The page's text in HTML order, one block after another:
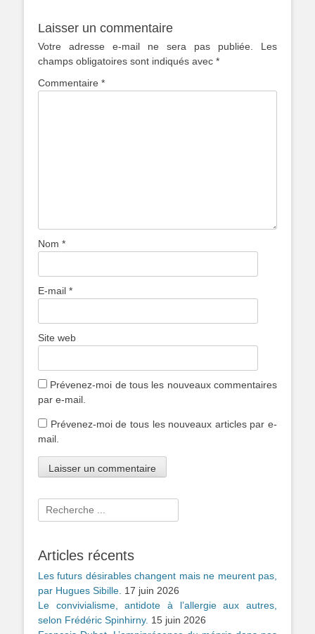
Laisser un commentaire
Votre adresse e-mail ne sera pas publiée.
Les
champs obligatoires sont indiqués avec *
Commentaire *
Nom *
E-mail *
Site web
Prévenez-moi de tous les nouveaux commentaires
par e-mail.
Prévenez-moi de tous les nouveaux articles par e-
mail.
Rechercher :
Articles récents
Les futurs désirables changent mais ne meurent pas,
par Hugues Sibille. 17 juin 2026
Le convivialisme, antidote à l’allergie aux autres,
selon Frédéric Spinhirny. 15 juin 2026